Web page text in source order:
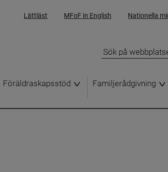
Lättläst MFoF in English Nationella
Föräldraskapsstöd Familjerådgivning